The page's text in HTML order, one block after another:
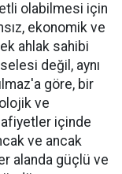
olabilmesi için
ekonomik ve
ahlak sahibi
değil, aynı
göre, bir
ve
içinde
ve ancak
alanda güçlü ve